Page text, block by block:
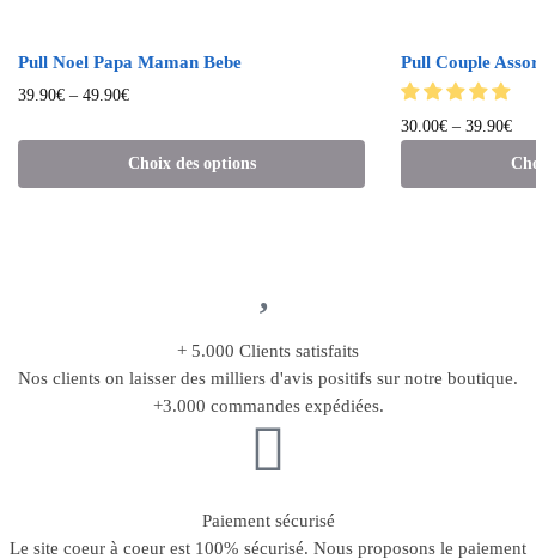
Pull Noel Papa Maman Bebe
39.90€ – 49.90€
Choix des options
Pull Couple
30.00€ – 39.90€
+ 5.000 Clients satisfaits
Nos clients on laisser des milliers d'avis positifs sur notre boutique.
+3.000 commandes expédiées.
Paiement sécurisé
Le site coeur à coeur est 100% sécurisé. Nous proposons le paiement